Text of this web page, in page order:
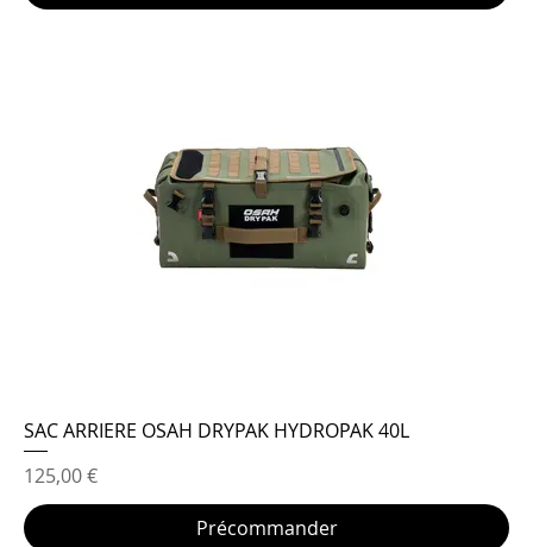
SAC ARRIERE OSAH DRYPAK HYDROPAK 40L
Prix
125,00 €
Précommander